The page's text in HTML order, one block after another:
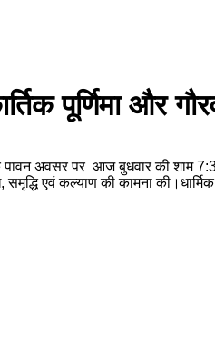
पूर्णिमा और
के पावन अवसर पर आज बुधवार की शाम
एवं कल्याण की कामना